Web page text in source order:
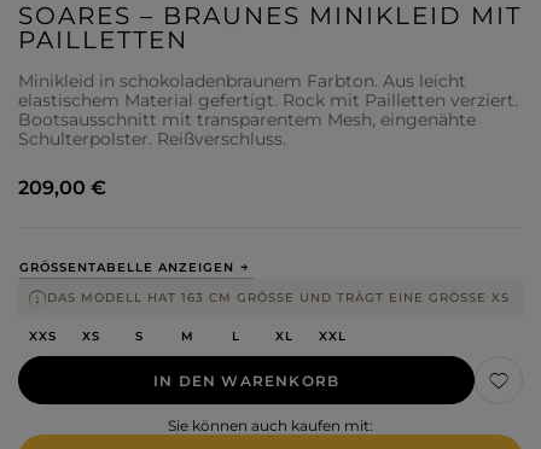
SOARES – BRAUNES MINI­KLEID MIT
PAILLETTEN
Minikleid in schokoladenbraunem Farbton. Aus leicht
elastischem Material gefertigt. Rock mit Pailletten verziert.
Bootsausschnitt mit transparentem Mesh, eingenähte
Schulterpolster. Reißverschluss.
GRÖSSENTABELLE ANZEIGEN
DAS MODELL HAT 163 CM GRÖSSE UND TRÄGT EINE GRÖSSE XS
XXS XS S M L XL XXL
IN DEN WARENKORB
Sie können auch kaufen mit:
209,00 €